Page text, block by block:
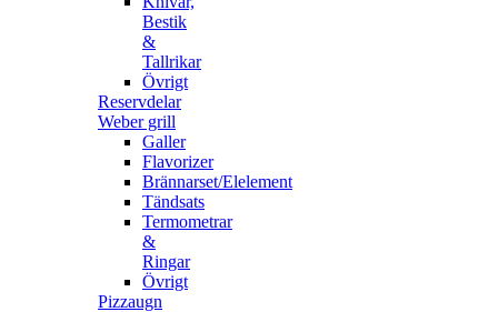
Bestik
&
Tallrikar
Övrigt
Reservdelar
Weber grill
Galler
Flavorizer
Brännarset/Elelement
Tändsats
Termometrar
&
Ringar
Övrigt
Pizzaugn